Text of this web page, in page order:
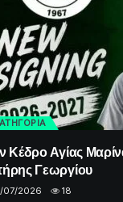
Κέδρο Αγίας
Γεωργίου
2026 18